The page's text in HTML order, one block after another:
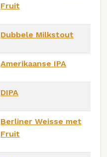
Fruit
Dubbele Milkstout
Amerikaanse IPA
DIPA
Berliner Weisse met
Fruit